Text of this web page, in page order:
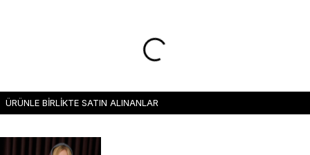
ÜRÜNLE BİRLİKTE SATIN ALINANLAR